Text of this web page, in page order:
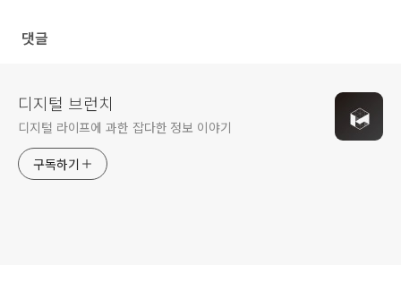
댓글
디지털 브런치
디지털 라이프에 과한 잡다한 정보 이야기
구독하기